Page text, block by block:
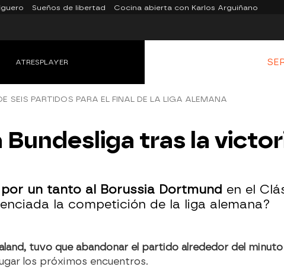
Sueños de libertad Cocina abierta con Karlos Arguiñano
ATRESPLAYER
SEIS PARTIDOS PARA EL FINAL DE LA LIGA ALEMANA
tras la
un tanto al Borussia Dortmund en el
la competición de la liga alemana?
tuvo que abandonar el partido alrededor del minuto
los próximos encuentros.